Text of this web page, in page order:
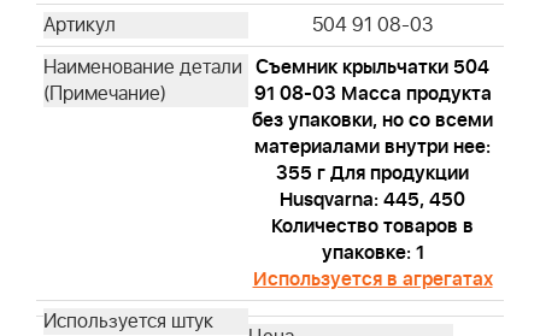
504 91 08-03
Съемник крыльчатки 504
91 08-03 Масса продукта
без упаковки, но со всеми
материалами внутри нее:
355 г Для продукции
Husqvarna: 445, 450
Количество товаров в
упаковке: 1
Используется в агрегатах